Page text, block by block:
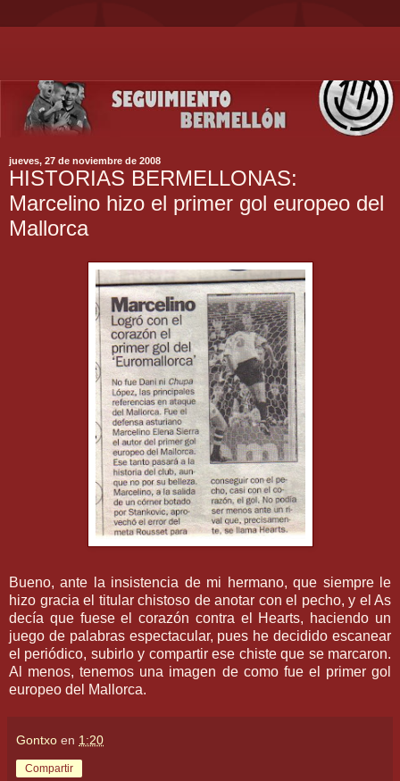
jueves, 27 de noviembre de 2008
HISTORIAS BERMELLONAS:
Marcelino hizo el primer gol europeo del
Mallorca
Bueno, ante la insistencia de mi hermano, que siempre le
hizo gracia el titular chistoso de anotar con el pecho, y el As
decía que fuese el corazón contra el Hearts, haciendo un
juego de palabras espectacular, pues he decidido escanear
el periódico, subirlo y compartir ese chiste que se marcaron.
Al menos, tenemos una imagen de como fue el primer gol
europeo del Mallorca.
Gontxo en 1:20
Compartir